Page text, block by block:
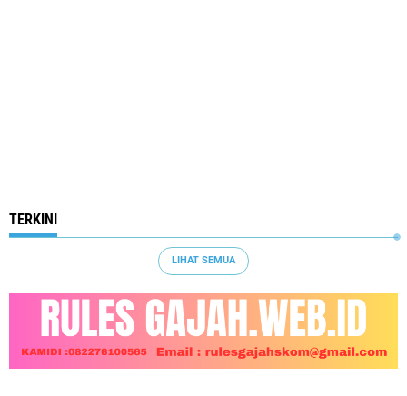
TERKINI
LIHAT SEMUA